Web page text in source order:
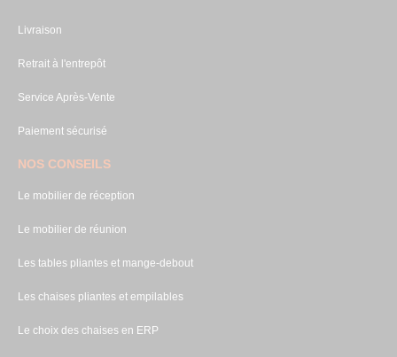
Livraison
Retrait à l'entrepôt
Service Après-Vente
Paiement sécurisé
NOS CONSEILS
Le mobilier de réception
Le mobilier de réunion
Les tables pliantes et mange-debout
Les chaises pliantes et empilables
Le choix des chaises en ERP